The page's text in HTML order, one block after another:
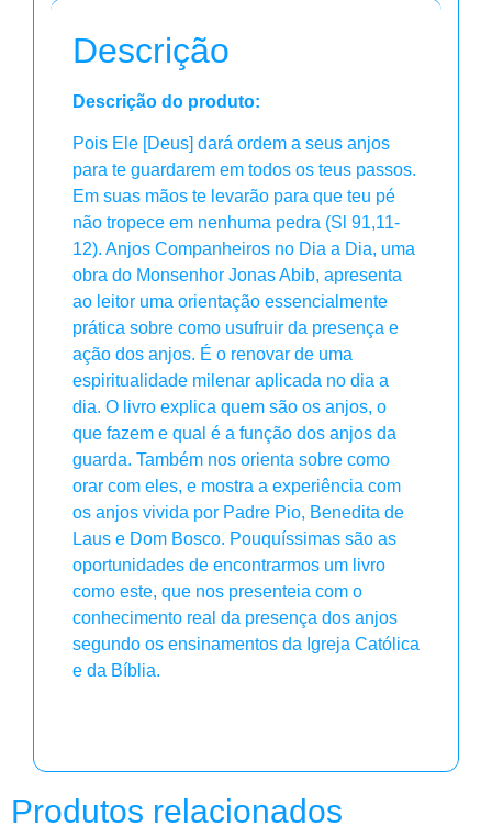
Descrição
Descrição do produto:
Pois Ele [Deus] dará ordem a seus anjos
para te guardarem em todos os teus passos.
Em suas mãos te levarão para que teu pé
não tropece em nenhuma pedra (Sl 91,11-
12). Anjos Companheiros no Dia a Dia, uma
obra do Monsenhor Jonas Abib, apresenta
ao leitor uma orientação essencialmente
prática sobre como usufruir da presença e
ação dos anjos. É o renovar de uma
espiritualidade milenar aplicada no dia a
dia. O livro explica quem são os anjos, o
que fazem e qual é a função dos anjos da
guarda. Também nos orienta sobre como
orar com eles, e mostra a experiência com
os anjos vivida por Padre Pio, Benedita de
Laus e Dom Bosco. Pouquíssimas são as
oportunidades de encontrarmos um livro
como este, que nos presenteia com o
conhecimento real da presença dos anjos
segundo os ensinamentos da Igreja Católica
e da Bíblia.
Produtos relacionados